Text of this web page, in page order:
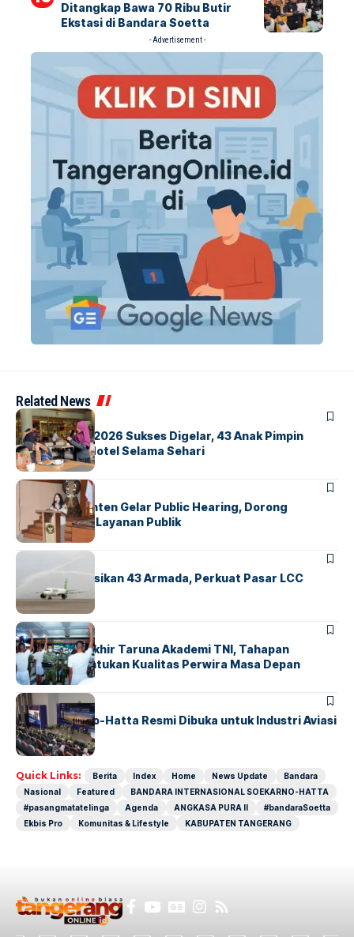
Ditangkap Bawa 70 Ribu Butir
Ekstasi di Bandara Soetta
- Advertisement -
Related News
BERITAINDEX
GM For A Day 2026 Sukses Digelar, 43 Anak Pimpin
Operasional Hotel Selama Sehari
BANDARA BERITA
Karantina Banten Gelar Public Hearing, Dorong
Transparansi Layanan Publik
BANDARA
Citilink Operasikan 43 Armada, Perkuat Pasar LCC
Nasional
BERITA
Sidang Pantukhir Taruna Akademi TNI, Tahapan
Strategis Tentukan Kualitas Perwira Masa Depan
BANDARA BERITA
IALC Soekarno-Hatta Resmi Dibuka untuk Industri Aviasi
Dunia
Quick Links: Berita Index Home News Update
Bandara
Nasional
Featured
BANDARA INTERNASIONAL SOEKARNO-HATTA
#pasangmatatelinga
Agenda ANGKASA PURA II
#bandaraSoetta
Ekbis Pro
Komunitas & Lifestyle KABUPATEN TANGERANG